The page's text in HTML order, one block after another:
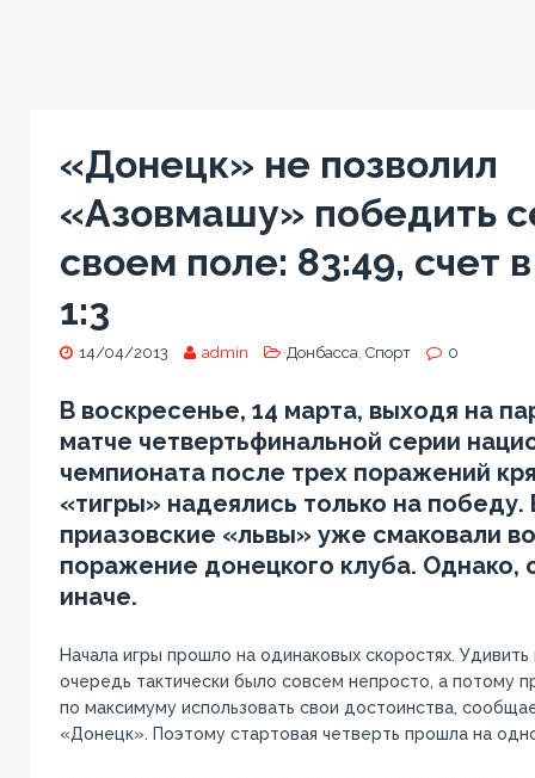
«Донецк» не позволил
«Азовмашу» победить
своем поле: 83:49, счет
1:3
14/04/2013 admin Донбасса Спорт 0
В воскресенье, 14 марта, выходя на
матче четвертьфинальной серии
чемпионата после трех поражений
«тигры» надеялись только на
приазовские «львы» уже смаковали
поражение донецкого клуба. Однако,
иначе.
Начала игры прошло на одинаковых скоростях.
очередь тактически было совсем непросто, а потому
по максимуму использовать свои достоинства,
«Донецк». Поэтому стартовая четверть прошла на